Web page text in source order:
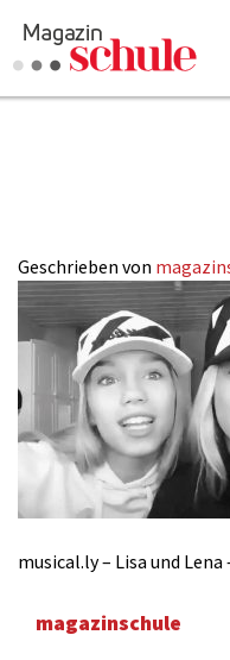
Mediadaten
Kontakt
Impressum
Anmelden
Geschrieben von
musical.ly – Lisa und Lena
magazinschule